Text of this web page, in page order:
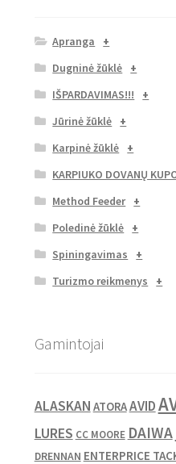
Apranga +
Dugninė žūklė
+
IŠPARDAVIMAS!!!
+
Jūrinė žūklė
+
Karpinė žūklė
+
KARPIUKO DOVANŲ
Method Feeder +
Poledinė žūklė
+
Spiningavimas
+
Turizmo reikmenys
+
Gamintojai
ALASKAN ATORAAVID
LURES CC MOORE DAIWA
DRENNAN ENTERPRICE